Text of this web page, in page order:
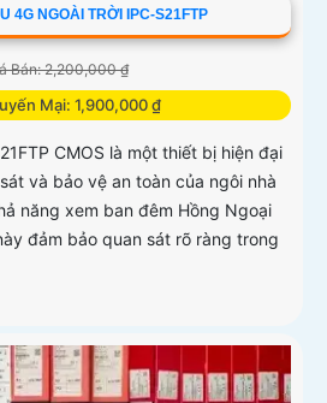
4G NGOÀI TRỜI IPC-S21FTP
Bán: 2,200,000 ₫
Mại: 1,900,000 ₫
CMOS là một thiết bị hiện đại
và bảo vệ an toàn của ngôi nhà
năng xem ban đêm Hồng Ngoại
đảm bảo quan sát rõ ràng trong